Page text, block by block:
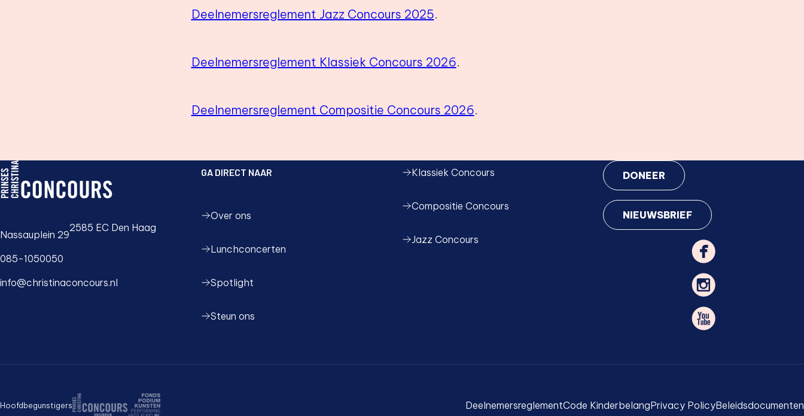
Deelnemersreglement Jazz Concours 2025.
Deelnemersreglement Klassiek Concours 2026.
Deelnemersreglement Compositie Concours 2026.
PCC logo, ga naar de homepage
Nassauplein 29
2585 EC Den Haag
085-1050050
info@christinaconcours.nl
GA DIRECT NAAR
Over ons
Lunchconcerten
Spotlight
Steun ons
Klassiek Concours
Compositie Concours
Jazz Concours
DONEER
NIEUWSBRIEF
Hoofdbegunstigers DeelnemersreglementCode KinderbelangPrivacy PolicyBeleidsdocumenten